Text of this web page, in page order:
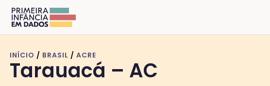
INÍCIO / BRASIL / ACRE
Tarauacá – AC